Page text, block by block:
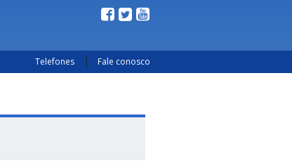
Telefones Fale conosco